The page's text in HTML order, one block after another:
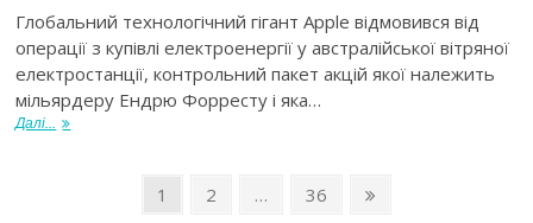
Глобальний технологічний гігант Apple відмовився від
операції з купівлі електроенергії у австралійської вітряної
електростанції, контрольний пакет акцій якої належить
мільярдеру Ендрю Форресту і яка…
Далі...
1 2 … 36